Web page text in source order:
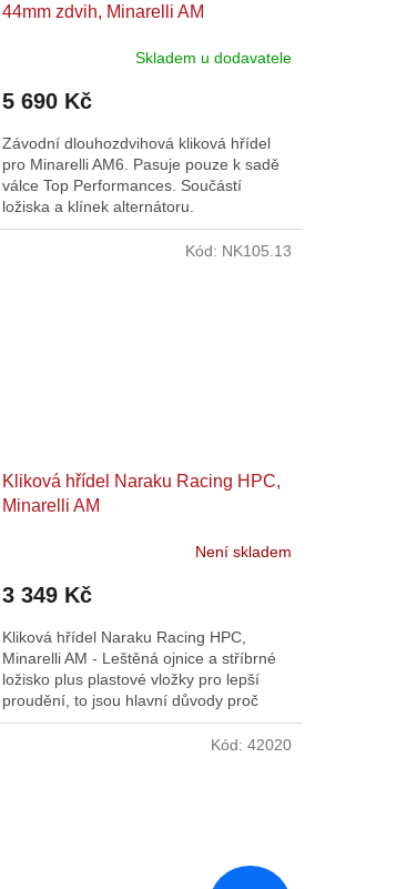
44mm zdvih, Minarelli AM
Skladem u dodavatele
5 690 Kč
Závodní dlouhozdvihová kliková hřídel
pro Minarelli AM6. Pasuje pouze k sadě
válce Top Performances. Součástí
ložiska a klínek alternátoru.
Kliková hřídel Naraku Racing HPC,
Minarelli AM
Není skladem
3 349 Kč
Kliková hřídel Naraku Racing HPC,
Minarelli AM - Leštěná ojnice a stříbrné
ložisko plus plastové vložky pro lepší
proudění, to jsou hlavní důvody proč
koupit tuto klikovou...
Kód: NK105.13
Kód: 42020